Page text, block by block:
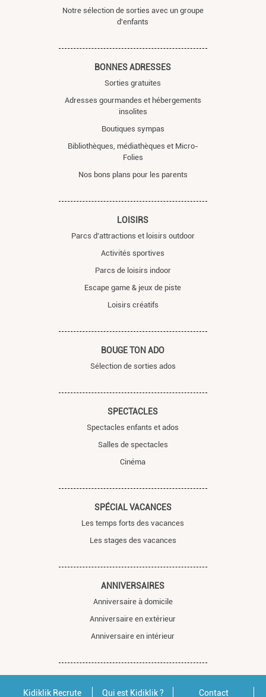
Notre sélection de sorties avec un groupe
d'enfants
BONNES ADRESSES
Sorties gratuites
Adresses gourmandes et hébergements
insolites
Boutiques sympas
Bibliothèques, médiathèques et Micro-
Folies
Nos bons plans pour les parents
LOISIRS
Parcs d'attractions et loisirs outdoor
Activités sportives
Parcs de loisirs indoor
Escape game & jeux de piste
Loisirs créatifs
BOUGE TON ADO
Sélection de sorties ados
SPECTACLES
Spectacles enfants et ados
Salles de spectacles
Cinéma
SPÉCIAL VACANCES
Les temps forts des vacances
Les stages des vacances
ANNIVERSAIRES
Anniversaire à domicile
Anniversaire en extérieur
Anniversaire en intérieur
Kidiklik Recrute Qui est Kidiklik ? Contact